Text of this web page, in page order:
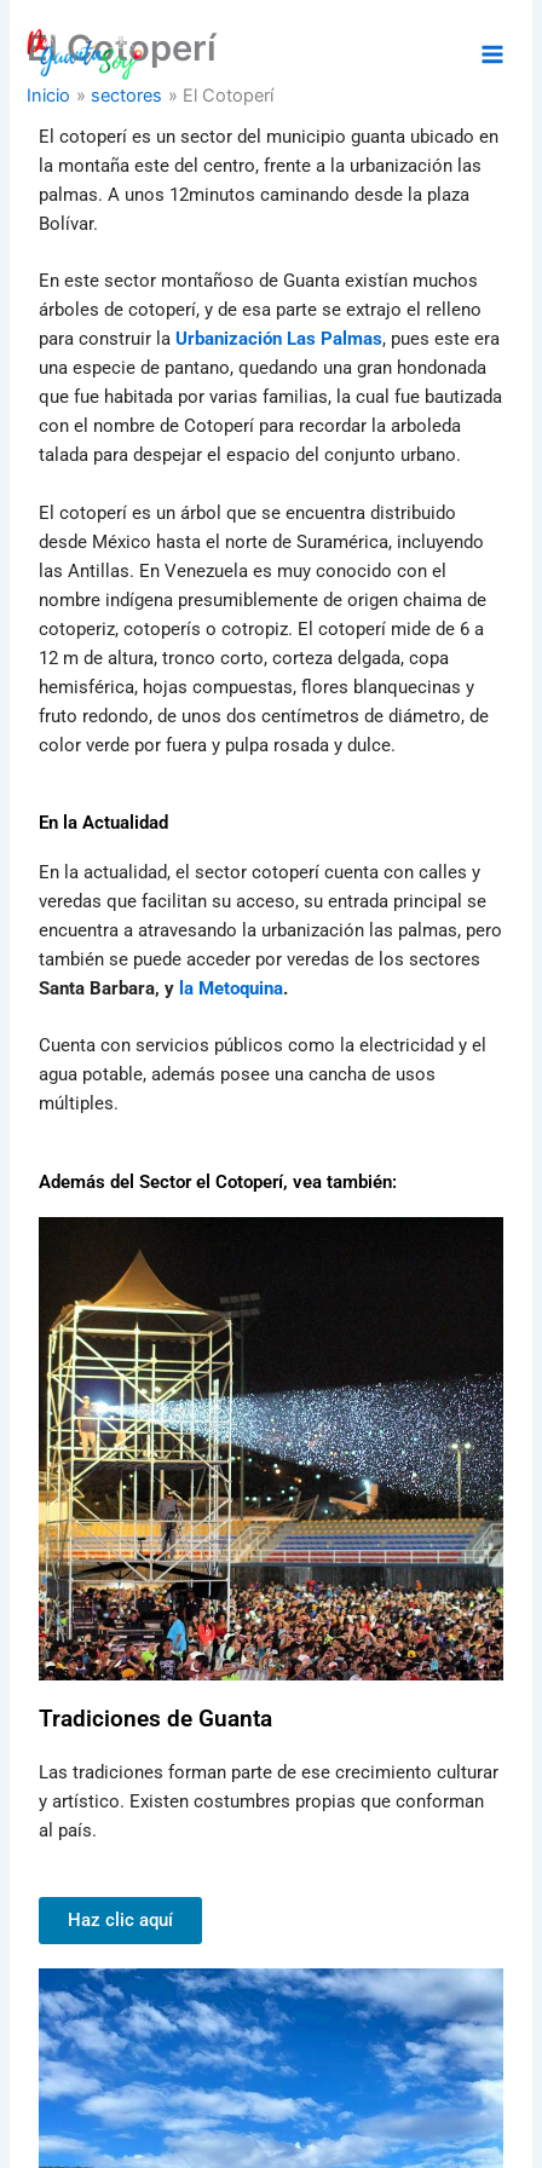
contenido
El Cotoperí
Inicio sectores
El Cotoperí
El cotoperí es un sector del municipio guanta ubicado en
la montaña este del centro, frente a la urbanización las
palmas. A unos 12minutos caminando desde la plaza
Bolívar.
En este sector montañoso de Guanta existían muchos
árboles de cotoperí, y de esa parte se extrajo el relleno
para construir laUrbanización Las Palmas, pues este era
una especie de pantano, quedando una gran hondonada
que fue habitada por varias familias, la cual fue bautizada
con el nombre de Cotoperí para recordar la arboleda
talada para despejar el espacio del conjunto urbano.
El cotoperí es un árbol que se encuentra distribuido
desde México hasta el norte de Suramérica, incluyendo
las Antillas. En Venezuela es muy conocido con el
nombre indígena presumiblemente de origen chaima de
cotoperiz, cotoperís o cotropiz. El cotoperí mide de 6 a
12 m de altura, tronco corto, corteza delgada, copa
hemisférica, hojas compuestas, flores blanquecinas y
fruto redondo, de unos dos centímetros de diámetro, de
color verde por fuera y pulpa rosada y dulce.
En la Actualidad
En la actualidad, el sector cotoperí cuenta con calles y
veredas que facilitan su acceso, su entrada principal se
encuentra a atravesando la urbanización las palmas, pero
también se puede acceder por veredas de los sectores
Santa Barbara, y la Metoquina.
Cuenta con servicios públicos como la electricidad y el
agua potable, además posee una cancha de usos
múltiples.
Además del Sector el Cotoperí, vea también:
Tradiciones de Guanta
Las tradiciones forman parte de ese crecimiento culturar
y artístico. Existen costumbres propias que conforman
al país.
Haz clic aquí